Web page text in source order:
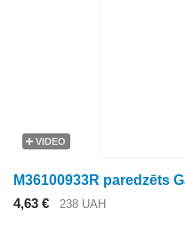
VIDEO
M36100933R paredzēts
4,63 €
238 UAH